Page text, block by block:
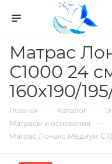
Матрас
С1000 24
160х190/
Главная — Каталог —
Матрасы и основания —
Матрас Лонакс Медиум